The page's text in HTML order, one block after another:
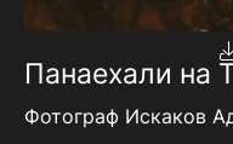
Панаехали на
Фотограф Искаков